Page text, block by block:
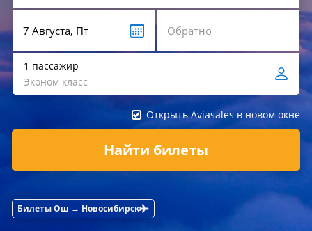
1 пассажир
Эконом класс
Открыть Aviasales в новом окне
Найти билеты
Билеты Ош → Новосибирск